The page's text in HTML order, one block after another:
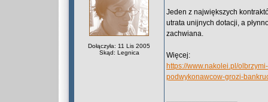
Dołączyła: 11 Lis 2005
Skąd: Legnica
Jeden z największych
utrata unijnych dotacji, a
zachwiana.
Więcej:
https://www.nakolei.pl/
podwykonawcow-grozi-